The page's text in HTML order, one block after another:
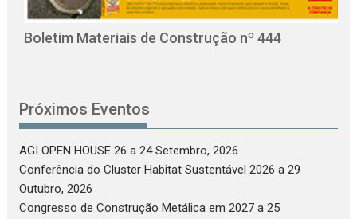
Boletim Materiais de Construção nº 444
Próximos Eventos
AGI OPEN HOUSE 26 a 24 Setembro, 2026
Conferência do Cluster Habitat Sustentável 2026 a 29
Outubro, 2026
Congresso de Construção Metálica em 2027 a 25